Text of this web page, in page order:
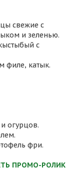
свежие с
и зеленью.
с
филе, катык.
огурцов.
фри.
ПРОМО-РОЛИК